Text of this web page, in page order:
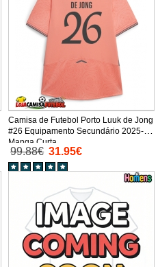
Camisa de Futebol Porto Luuk de Jong
#26 Equipamento Secundário 2025-26
Manga Curta
99.88€ 31.95€